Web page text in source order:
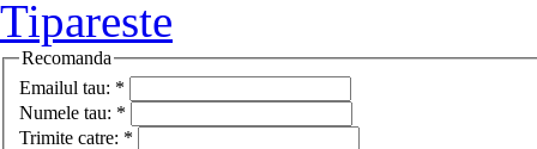
Tipareste
Recomanda
Emailul tau: *
Numele tau: *
Trimite catre: *